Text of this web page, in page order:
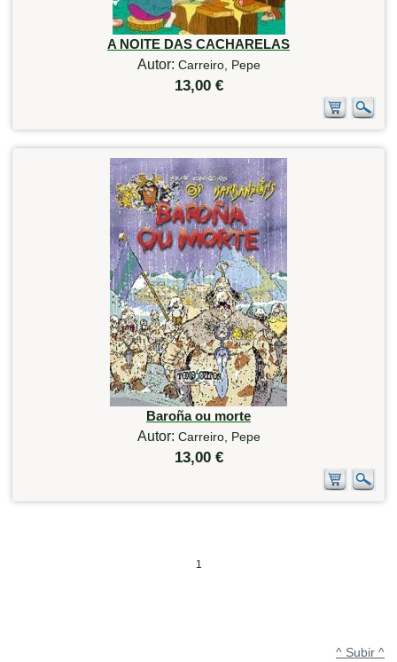
A NOITE DAS CACHARELAS
Autor: Carreiro, Pepe
13,00 €
Baroña ou morte
Autor: Carreiro, Pepe
13,00 €
1
^ Subir ^